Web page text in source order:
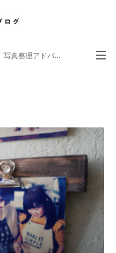
写真整理アドバイザー